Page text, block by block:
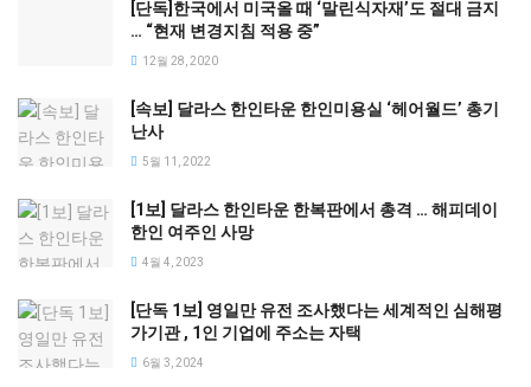
[단독]한국에서 미국올 때 ‘말린식자재’도 절대 금지
… “현재 변경지침 적용 중”
12월 28, 2020
[속보] 달라스 한인타운 한인미용실 ‘헤어월드’ 총기
난사
5월 11, 2022
[1보] 달라스 한인타운 한복판에서 총격 … 해피데이
한인 여주인 사망
4월 4, 2023
[단독 1보] 영일만 유전 조사했다는 세계적인 심해평
가기관 , 1인 기업에 주소는 자택
6월 3, 2024